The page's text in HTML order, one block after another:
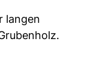
langen